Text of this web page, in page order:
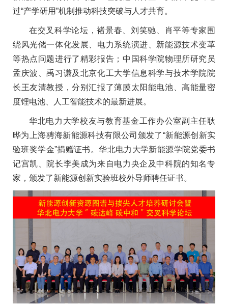
过“产学研用”机制推动科技突破与人才共育。
在交叉科学论坛，褚景春、刘笑驰、肖平等专家围
绕风光储一体化发展、电力系统演进、新能源技术变革
等热点问题进行了精彩报告；中国科学院物理所研究员
孟庆波、禹习谦及北京化工大学信息科学与技术学院院
长王友清教授，分别汇报了薄膜太阳能电池、高能量密
度锂电池、人工智能技术的最新进展。
华北电力大学校友与教育基金工作办公室副主任耿
晔为上海骋海新能源科技有限公司颁发了“新能源创新实
验班奖学金”捐赠证书。华北电力大学新能源学院党委书
记宫凯、院长李美成为来自电力央企及中科院的知名专
家，颁发了新能源创新实验班校外导师聘任证书。